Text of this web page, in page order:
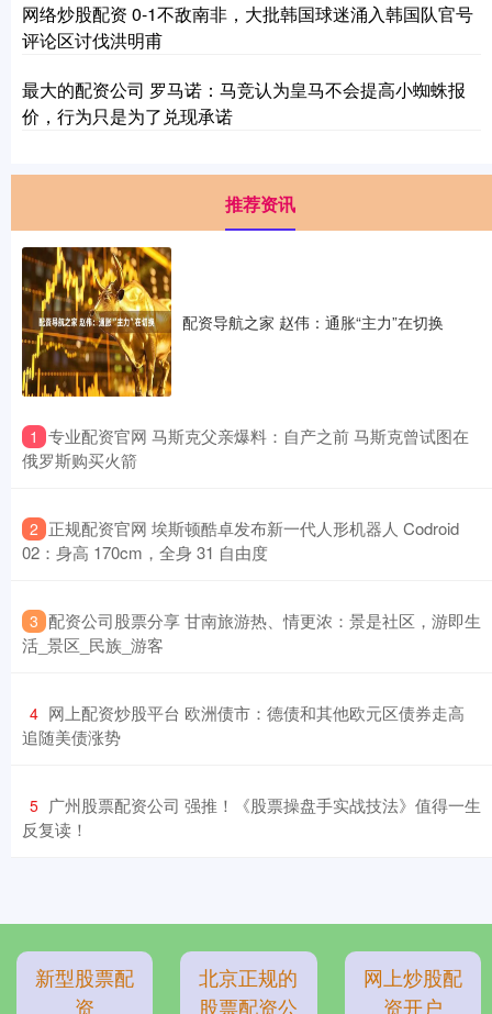
网络炒股配资 0-1不敌南非，大批韩国球迷涌入韩国队官号
评论区讨伐洪明甫
最大的配资公司 罗马诺：马竞认为皇马不会提高小蜘蛛报
价，行为只是为了兑现承诺
推荐资讯
配资导航之家 赵伟：通胀“主力”在切换
1 ​专业配资官网 马斯克父亲爆料：自产之前 马斯克曾试图在
俄罗斯购买火箭
2 ​正规配资官网 埃斯顿酷卓发布新一代人形机器人 Codroid
02：身高 170cm，全身 31 自由度
3 ​配资公司股票分享 甘南旅游热、情更浓：景是社区，游即生
活_景区_民族_游客
4 ​网上配资炒股平台 欧洲债市：德债和其他欧元区债券走高
追随美债涨势
5 ​广州股票配资公司 强推！《股票操盘手实战技法》值得一生
反复读！
新型股票配
资
北京正规的
股票配资公
网上炒股配
资开户